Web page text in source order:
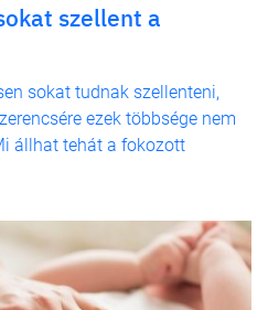
szellent a
sokat tudnak szellenteni,
ezek többsége nem
állhat tehát a fokozott